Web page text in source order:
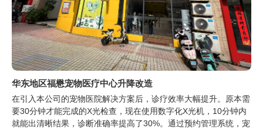
华东地区福懋宠物医疗中心升降改造
在引入本公司的宠物医院解决方案后，诊疗效率大幅提升。原本需
要30分钟才能完成的X光检查，现在使用数字化X光机，10分钟内
就能出清晰结果，诊断准确率提高了30%。通过预约管理系统，宠